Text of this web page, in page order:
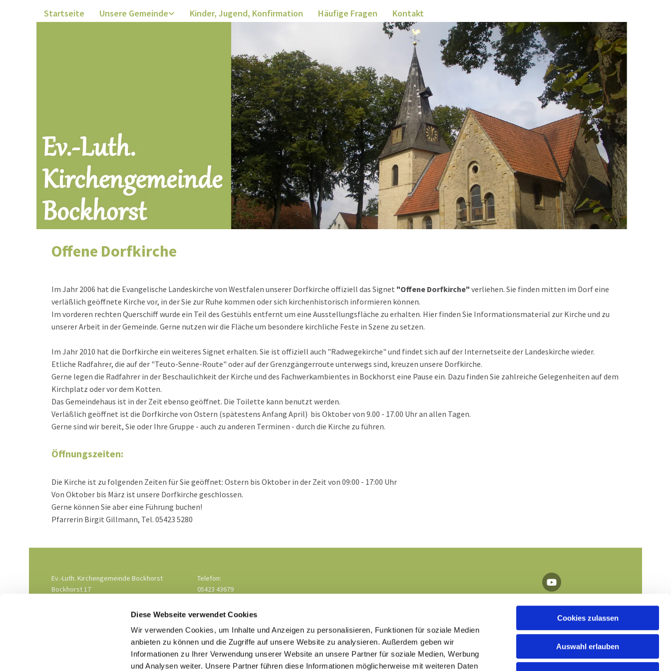
Diese Webseite verwendet Cookies
Wir verwenden Cookies, um Inhalte und Anzeigen zu personalisieren, Funktionen für soziale Medien
anbieten zu können und die Zugriffe auf unsere Website zu analysieren. Außerdem geben wir
Informationen zu Ihrer Verwendung unserer Website an unsere Partner für soziale Medien, Werbung
und Analysen weiter. Unsere Partner führen diese Informationen möglicherweise mit weiteren Daten
Cookies zulassen
Auswahl erlauben
Startseite Unsere Gemeinde Kinder, Jugend, Konfirmation Häufige Fragen Kontakt
Offene Dorfkirche
Im Jahr 2006 hat die Evangelische Landeskirche von Westfalen unserer Dorfkirche offiziell das Signet "Offene Dorfkirche" verliehen. Sie finden mitten im Dorf eine
verläßlich geöffnete Kirche vor, in der Sie zur Ruhe kommen oder sich kirchenhistorisch informieren können.
Im vorderen rechten Querschiff wurde ein Teil des Gestühls entfernt um eine Ausstellungsfläche zu erhalten. Hier finden Sie Informationsmaterial zur Kirche und zu
unserer Arbeit in der Gemeinde. Gerne nutzen wir die Fläche um besondere kirchliche Feste in Szene zu setzen.
Im Jahr 2010 hat die Dorfkirche ein weiteres Signet erhalten. Sie ist offiziell auch "Radwegekirche" und findet sich auf der Internetseite der Landeskirche wieder.
Etliche Radfahrer, die auf der "Teuto-Senne-Route" oder auf der Grenzgängerroute unterwegs sind, kreuzen unsere Dorfkirche.
Gerne legen die Radfahrer in der Beschaulichkeit der Kirche und des Fachwerkambientes in Bockhorst eine Pause ein. Dazu finden Sie zahlreiche Gelegenheiten auf dem
Kirchplatz oder vor dem Kotten.
Das Gemeindehaus ist in der Zeit ebenso geöffnet. Die Toilette kann benutzt werden.
Verläßlich geöffnet ist die Dorfkirche von Ostern (spätestens Anfang April) bis Oktober von 9.00 - 17.00 Uhr an allen Tagen.
Gerne sind wir bereit, Sie oder Ihre Gruppe - auch zu anderen Terminen - durch die Kirche zu führen.
Öffnungszeiten:
Die Kirche ist zu folgenden Zeiten für Sie geöffnet: Ostern bis Oktober in der Zeit von 09:00 - 17:00 Uhr
Von Oktober bis März ist unsere Dorfkirche geschlossen.
Gerne können Sie aber eine Führung buchen!
Pfarrerin Birgit Gillmann, Tel. 05423 5280
Ev.-Luth. Kirchengemeinde Bockhorst
Bockhorst 17
Telefon:
05423 43679
Hal-kg-bockhorst@kk-ekvw.de
